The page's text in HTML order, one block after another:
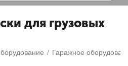
для грузовых
/ Гаражное